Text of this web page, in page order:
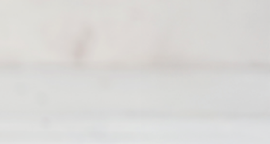
inte (så kallad